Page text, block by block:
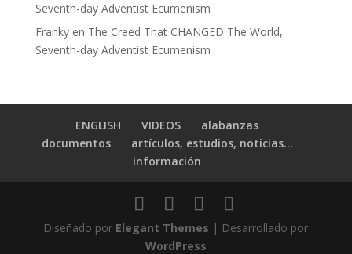
Seventh-day Adventist Ecumenism
Frankyen The Creed That CHANGED The World,
Seventh-day Adventist Ecumenism
ENGLISH VIDEOS
alabanzas
documentos
artículos, estudios, noticias…
información
Diseñado por Elegant Themes | Desarrollado por
WordPress